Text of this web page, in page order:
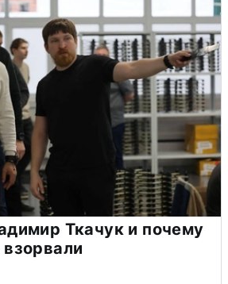
Ткачук и почему